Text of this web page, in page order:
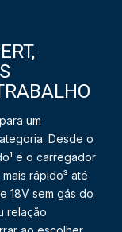
um
Desde o
e o carregador
rápido³ até
18V sem gás do
relação